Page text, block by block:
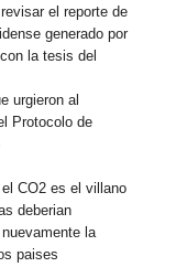
el reporte de
generado por
la tesis del
urgieron al
Protocolo de
CO2 es el villano
deberian
la
paises